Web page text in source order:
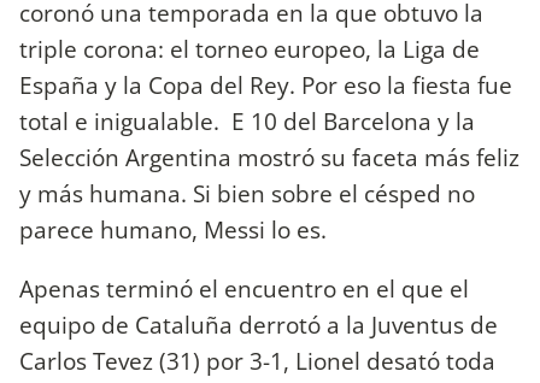
coronó una temporada en la que obtuvo la
triple corona: el torneo europeo, la Liga de
España y la Copa del Rey. Por eso la fiesta fue
total e inigualable. E 10 del Barcelona y la
Selección Argentina mostró su faceta más feliz
y más humana. Si bien sobre el césped no
parece humano, Messi lo es.
Apenas terminó el encuentro en el que el
equipo de Cataluña derrotó a la Juventus de
Carlos Tevez (31) por 3-1, Lionel desató toda